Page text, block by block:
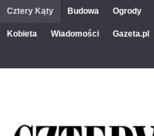
Cztery Kąty Budowa Ogrody
Kobieta Wiadomości Gazeta.pl